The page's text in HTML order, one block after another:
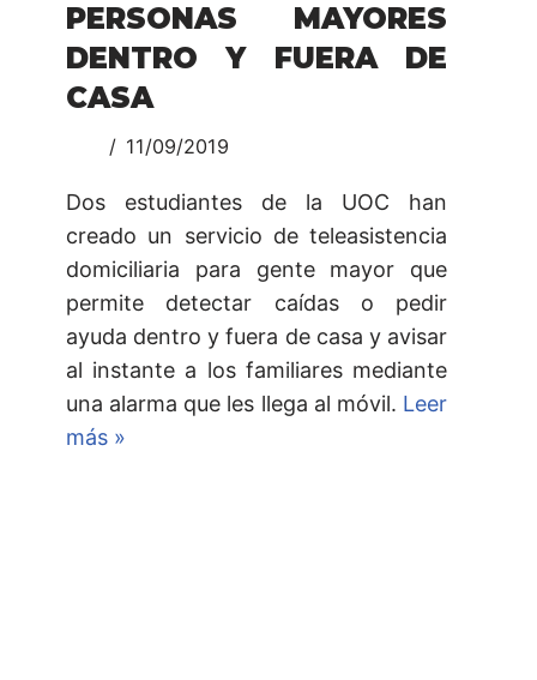
PERSONAS MAYORES
DENTRO Y FUERA DE
CASA
11/09/2019
Dos estudiantes de la UOC han
creado un servicio de teleasistencia
domiciliaria para gente mayor que
permite detectar caídas o pedir
ayuda dentro y fuera de casa y avisar
al instante a los familiares mediante
una alarma que les llega al móvil. Leer
más »